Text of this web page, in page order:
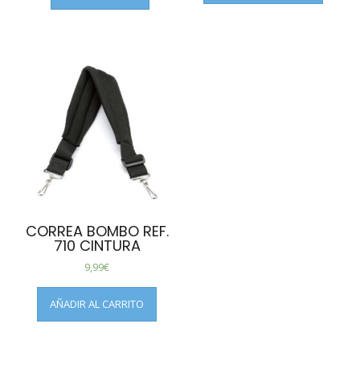
CORREA BOMBO REF.
710 CINTURA
9,99€
AÑADIR AL CARRITO